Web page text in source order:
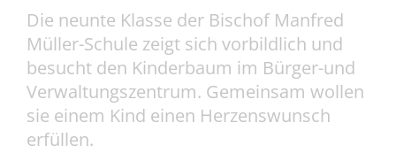
Die neunte Klasse der Bischof Manfred
Müller-Schule zeigt sich vorbildlich und
besucht den Kinderbaum im Bürger-und
Verwaltungszentrum. Gemeinsam wollen
sie einem Kind einen Herzenswunsch
erfüllen.